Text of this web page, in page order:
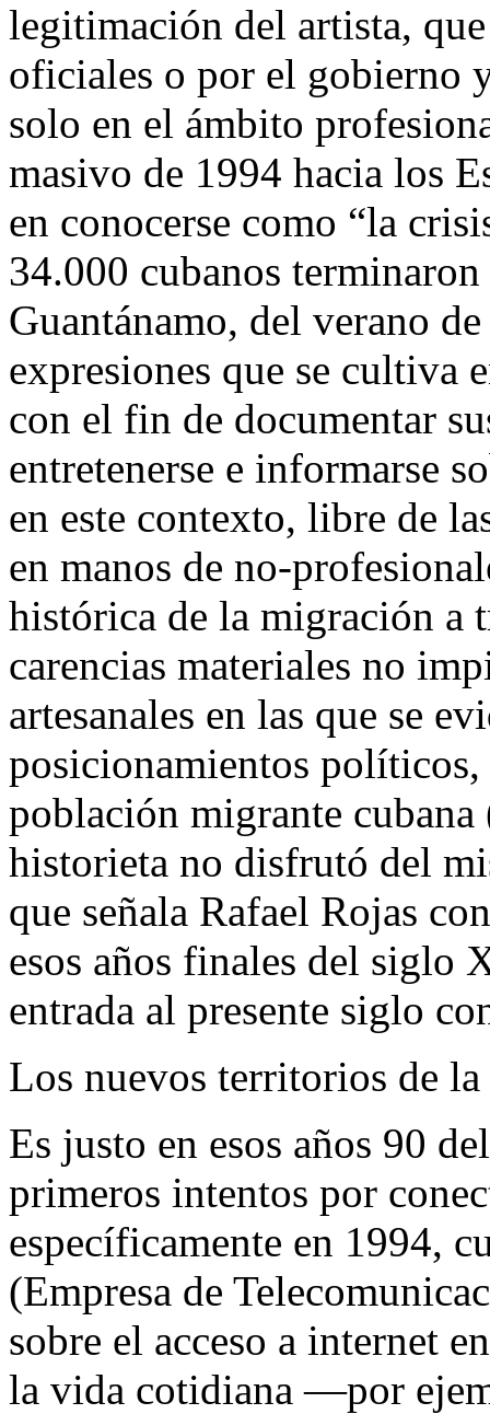
legitimación del artista,
oficiales o por el gobierno
solo en el ámbito
masivo de 1994 hacia los
en conocerse como “la
34.000 cubanos
Guantánamo, del verano
expresiones que se cultiva
con el fin de documentar
entretenerse e informarse
en este contexto, libre de
en manos de no-
histórica de la migración a
carencias materiales no
artesanales en las que se
posicionamientos
población migrante
historieta no disfrutó del
que señala Rafael Rojas
esos años finales del siglo
entrada al presente siglo
Los nuevos territorios de
Es justo en esos años 90
primeros intentos por
específicamente en 1994,
(Empresa de
sobre el acceso a internet
la vida cotidiana —por